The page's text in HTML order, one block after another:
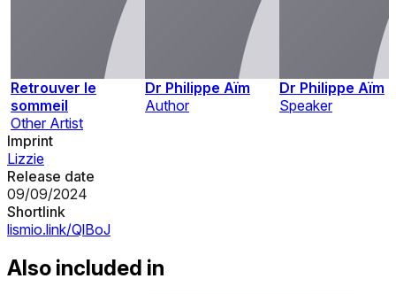
Retrouver le
sommeil
Other Artist
Dr Philippe Aïm
Author
Dr Philippe Aïm
Speaker
Imprint
Lizzie
Release date
09/09/2024
Shortlink
lismio.link/QlBoJ
Also included in